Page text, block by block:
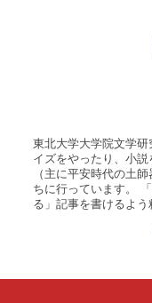
東北大学大学院文学
イズをやったり、小
（主に平安時代の土
ちに行っています。
る」記事を書けるよう